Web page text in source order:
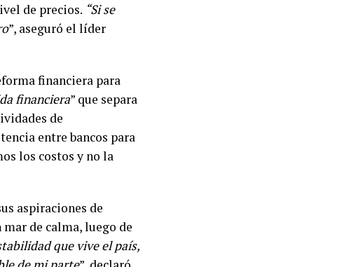
de precios. “Si se
”, aseguró el líder
financiera para
financiera” que separa
de
entre bancos para
los costos y no la
aspiraciones de
de calma, luego de
que vive el país,